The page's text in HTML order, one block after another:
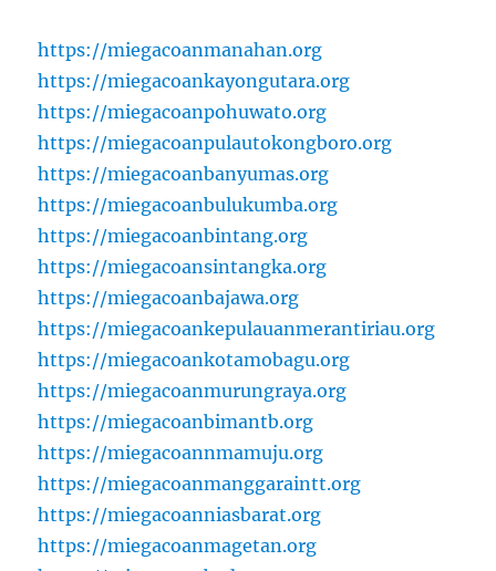
https://miegacoanmanahan.org
https://miegacoankayongutara.org
https://miegacoanpohuwato.org
https://miegacoanpulautokongboro.org
https://miegacoanbanyumas.org
https://miegacoanbulukumba.org
https://miegacoanbintang.org
https://miegacoansintangka.org
https://miegacoanbajawa.org
https://miegacoankepulauanmerantiriau.org
https://miegacoankotamobagu.org
https://miegacoanmurungraya.org
https://miegacoanbimantb.org
https://miegacoannmamuju.org
https://miegacoanmanggaraintt.org
https://miegacoanniasbarat.org
https://miegacoanmagetan.org